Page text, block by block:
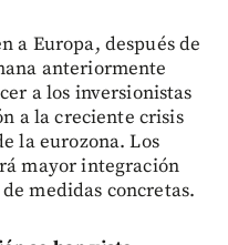
a Europa, después de
anteriormente
a los inversionistas
a la creciente crisis
la eurozona. Los
mayor integración
medidas concretas.